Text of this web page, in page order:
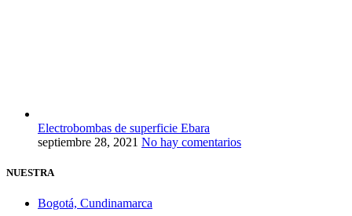
Electrobombas de superficie Ebara
septiembre 28, 2021 No hay comentarios
NUESTRA
Bogotá, Cundinamarca